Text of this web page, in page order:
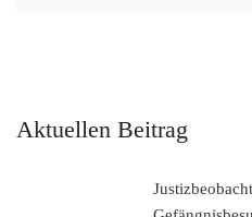
Aktuellen Beitrag